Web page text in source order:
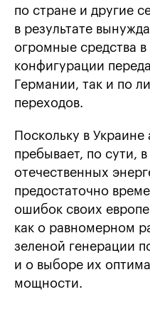
по стране и другие
в результате
огромные средства
конфигурации
Германии, так и по
переходов.
Поскольку в
пребывает, по сути,
отечественных
предостаточно
ошибок своих
как о равномерном
зеленой генерации
и о выборе их
мощности.